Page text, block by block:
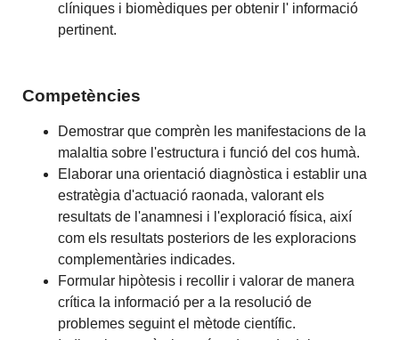
clíniques i biomèdiques per obtenir l' informació
pertinent.
Competències
Demostrar que comprèn les manifestacions de la
malaltia sobre l'estructura i funció del cos humà.
Elaborar una orientació diagnòstica i establir una
estratègia d'actuació raonada, valorant els
resultats de l'anamnesi i l'exploració física, així
com els resultats posteriors de les exploracions
complementàries indicades.
Formular hipòtesis i recollir i valorar de manera
crítica la informació per a la resolució de
problemes seguint el mètode científic.